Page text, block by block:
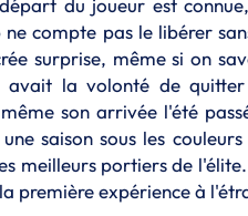
du joueur est
compte pas le libérer
surprise, même si on
avait la volonté de
son arrivée l'été
saison sous les
meilleurs portiers de
première expérience à